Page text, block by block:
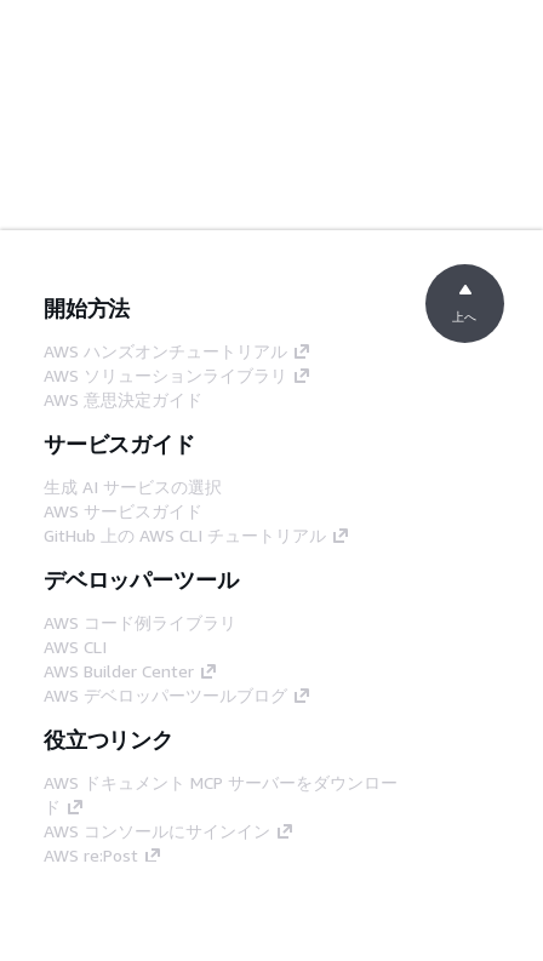
開始方法
AWS ハンズオンチュートリアル
AWS ソリューションライブラリ
AWS 意思決定ガイド
サービスガイド
生成 AI サービスの選択
AWS サービスガイド
GitHub 上の AWS CLI チュートリアル
デベロッパーツール
AWS コード例ライブラリ
AWS CLI
AWS Builder Center
AWS デベロッパーツールブログ
役立つリンク
AWS ドキュメント MCP サーバーをダウンロー
ド
AWS コンソールにサインイン
AWS re:Post
上へ